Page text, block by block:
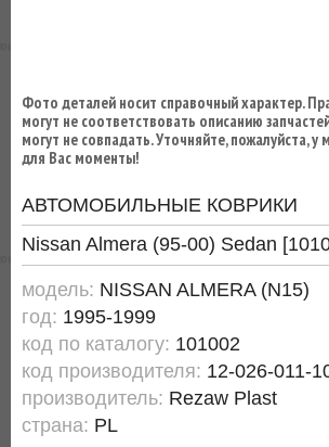
Фото деталей носит справочный характер.
могут не соответствовать описанию
могут не совпадать. Уточняйте, пожалуйста,
для Вас моменты!
АВТОМОБИЛЬНЫЕ КОВРИКИ
Nissan Almera (95-00) Sedan
модель: NISSAN ALMERA (N15)
год: 1995-1999
код по каталогу: 101002
код производителя: 12-026-011-
производитель: Rezaw Plast
страна: PL